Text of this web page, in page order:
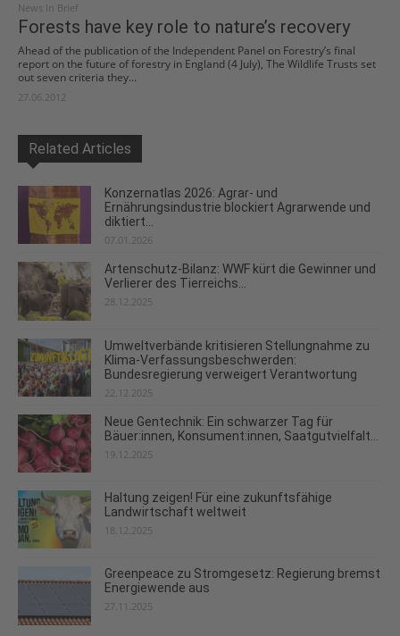
News In Brief
Forests have key role to nature’s recovery
Ahead of the publication of the Independent Panel on Forestry’s final
report on the future of forestry in England (4 July), The Wildlife Trusts set
out seven criteria they...
27.06.2012
Related Articles
Konzernatlas 2026: Agrar- und
Ernährungsindustrie blockiert Agrarwende und
diktiert...
07.01.2026
Artenschutz-Bilanz: WWF kürt die Gewinner und
Verlierer des Tierreichs...
28.12.2025
Umweltverbände kritisieren Stellungnahme zu
Klima-Verfassungsbeschwerden:
Bundesregierung verweigert Verantwortung
22.12.2025
Neue Gentechnik: Ein schwarzer Tag für
Bäuer:innen, Konsument:innen, Saatgutvielfalt...
19.12.2025
Haltung zeigen! Für eine zukunftsfähige
Landwirtschaft weltweit
18.12.2025
Greenpeace zu Stromgesetz: Regierung bremst
Energiewende aus
27.11.2025